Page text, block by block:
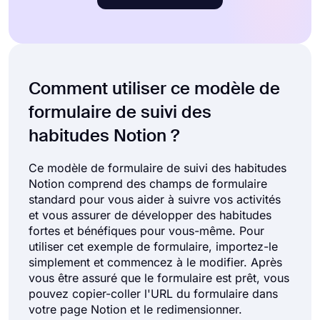
Comment utiliser ce modèle de
formulaire de suivi des
habitudes Notion ?
Ce modèle de formulaire de suivi des habitudes
Notion comprend des champs de formulaire
standard pour vous aider à suivre vos activités
et vous assurer de développer des habitudes
fortes et bénéfiques pour vous-même. Pour
utiliser cet exemple de formulaire, importez-le
simplement et commencez à le modifier. Après
vous être assuré que le formulaire est prêt, vous
pouvez copier-coller l'URL du formulaire dans
votre page Notion et le redimensionner.